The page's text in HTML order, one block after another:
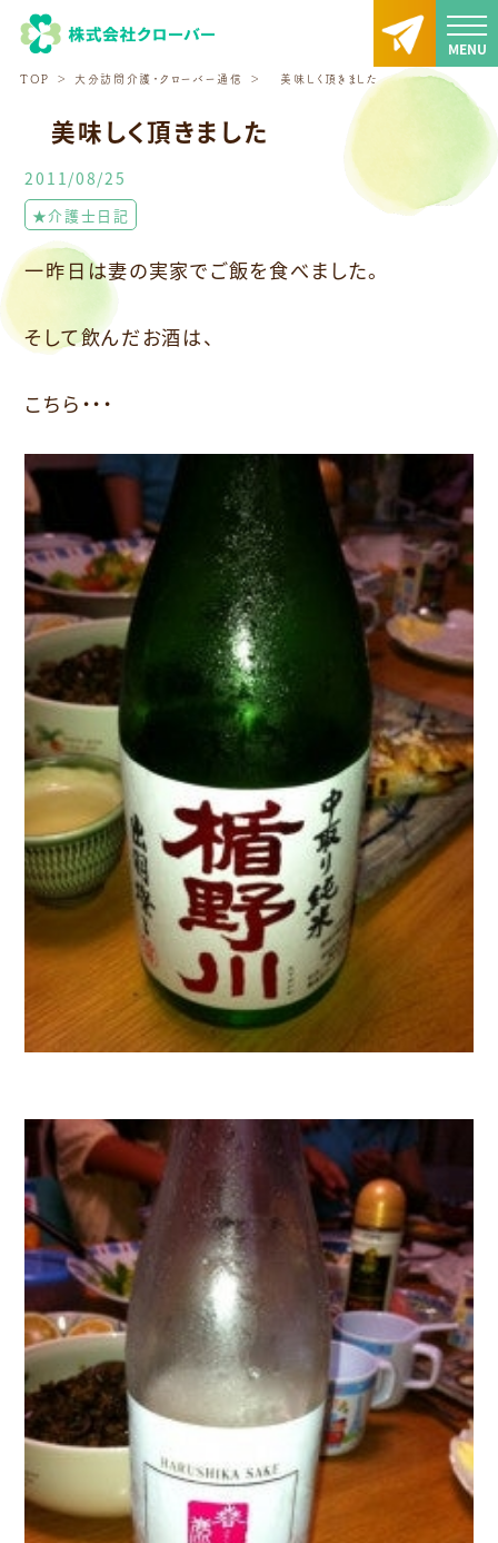
TOP 大分訪問介護・クローバー通信 美味しく頂きました
美味しく頂きました
2011/08/25
★介護士日記
一昨日は妻の実家でご飯を食べました。
そして飲んだお酒は、
こちら・・・